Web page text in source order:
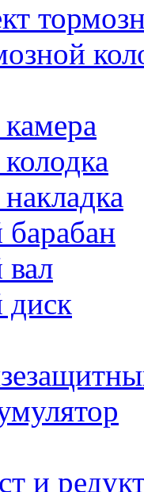
диск
и